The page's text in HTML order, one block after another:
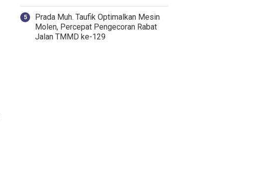
Prada Muh. Taufik Optimalkan Mesin
Molen, Percepat Pengecoran Rabat
Jalan TMMD ke-129